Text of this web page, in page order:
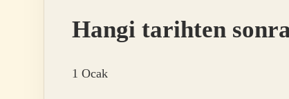
Hangi tarihten
1 Ocak